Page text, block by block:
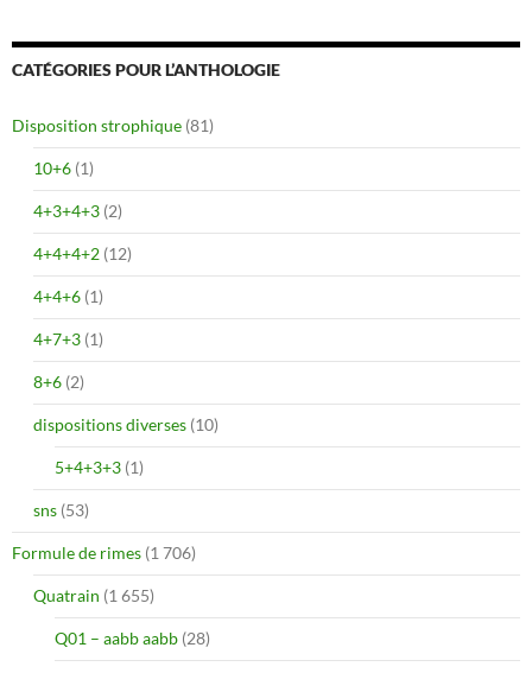
CATÉGORIES POUR L’ANTHOLOGIE
Disposition strophique (81)
10+6 (1)
4+3+4+3 (2)
4+4+4+2 (12)
4+4+6 (1)
4+7+3 (1)
8+6 (2)
dispositions diverses (10)
5+4+3+3 (1)
sns (53)
Formule de rimes (1 706)
Quatrain (1 655)
Q01 – aabb aabb (28)